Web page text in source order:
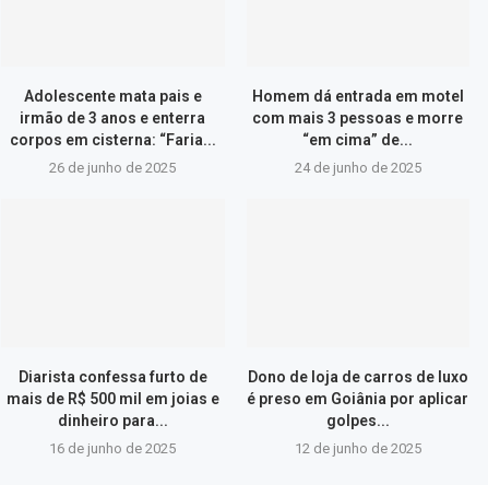
Adolescente mata pais e
irmão de 3 anos e enterra
corpos em cisterna: “Faria...
26 de junho de 2025
Homem dá entrada em motel
com mais 3 pessoas e morre
“em cima” de...
24 de junho de 2025
Diarista confessa furto de
mais de R$ 500 mil em joias e
dinheiro para...
16 de junho de 2025
Dono de loja de carros de luxo
é preso em Goiânia por aplicar
golpes...
12 de junho de 2025